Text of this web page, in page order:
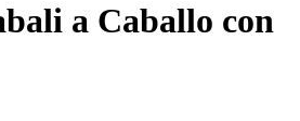
a Caballo con